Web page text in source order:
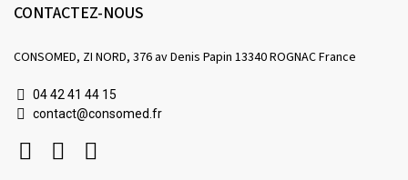
CONTACTEZ-NOUS
CONSOMED, ZI NORD, 376 av Denis Papin 13340 ROGNAC France
04 42 41 44 15
contact@consomed.fr